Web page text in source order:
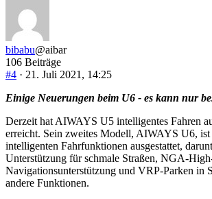
bibabu@aibar
106 Beiträge
#4 · 21. Juli 2021, 14:25
Einige Neuerungen beim U6 - es kann nur
Derzeit hat AIWAYS U5 intelligentes Fahren
erreicht. Sein zweites Modell, AIWAYS U6,
intelligenten Fahrfunktionen ausgestattet,
Unterstützung für schmale Straßen, NGA-
Navigationsunterstützung und VRP-Parken in
andere Funktionen.